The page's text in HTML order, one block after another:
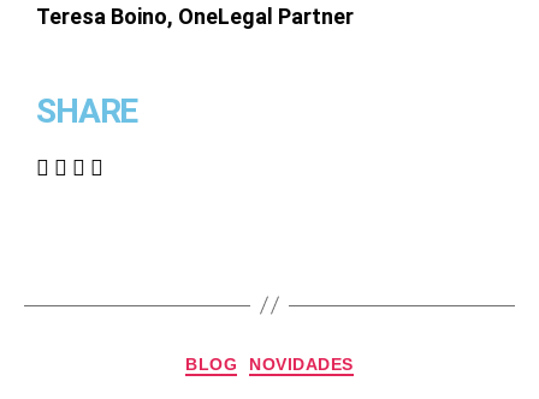
Teresa Boino, OneLegal Partner
SHARE
BLOG NOVIDADES